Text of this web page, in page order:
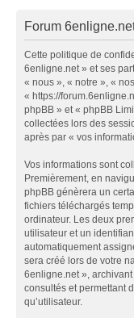
Forum
Cette politique de
6enligne.net » et ses
« nous », « notre », «
« https://
phpBB » et « phpBB
collectées lors des
après par « vos
Vos informations sont
Premièrement, en
phpBB génèrera un
fichiers téléchargés
ordinateur. Les deux
utilisateur et un
automatiquement
sera créé lors de votre
6enligne.net »,
consultés et permettant
qu’utilisateur.